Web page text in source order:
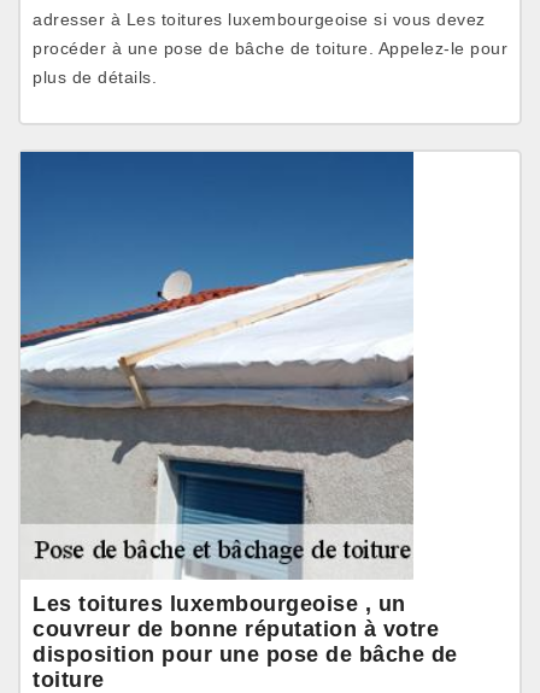
adresser à Les toitures luxembourgeoise si vous devez
procéder à une pose de bâche de toiture. Appelez-le pour
plus de détails.
Les toitures luxembourgeoise , un
couvreur de bonne réputation à votre
disposition pour une pose de bâche de
toiture